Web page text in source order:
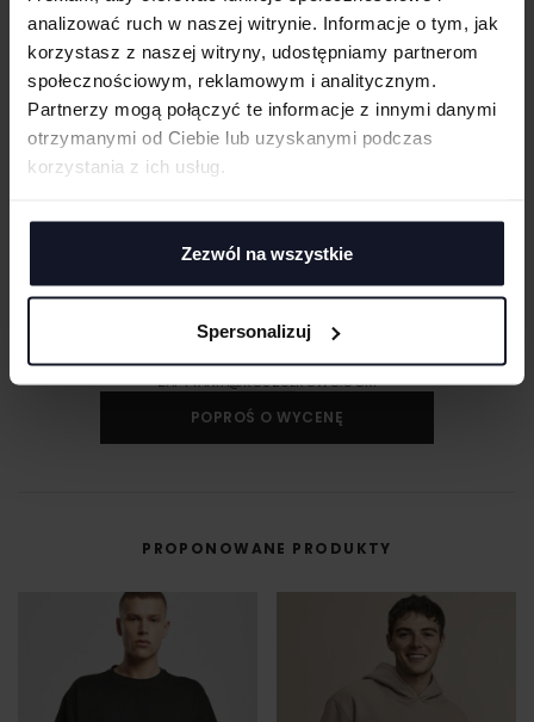
analizować ruch w naszej witrynie. Informacje o tym, jak
korzystasz z naszej witryny, udostępniamy partnerom
społecznościowym, reklamowym i analitycznym.
Partnerzy mogą połączyć te informacje z innymi danymi
otrzymanymi od Ciebie lub uzyskanymi podczas
korzystania z ich usług.
Zezwól na wszystkie
Spersonalizuj
GRAMATURA I SKŁAD
DOSTAWA I PŁATNOŚĆ
MASZ PYTANIA? ZAPYTAJ SPECJALISTĘ
Jeśli masz pytania odnośnie naszych produktów, zdobień lub współpracy,
nasi specjaliści chętnie Ci pomogą.
+48 733 904 144
ZAPYTANIA@KOSZULKOWO.COM
POPROŚ O WYCENĘ
PROPONOWANE PRODUKTY